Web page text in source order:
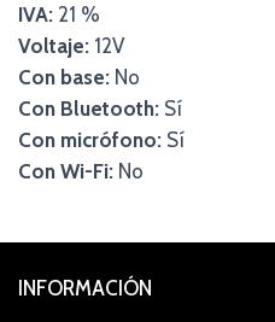
IVA: 21 %
Voltaje: 12V
Con base: No
Con Bluetooth: Sí
Con micrófono: Sí
Con Wi-Fi: No
INFORMACIÓN